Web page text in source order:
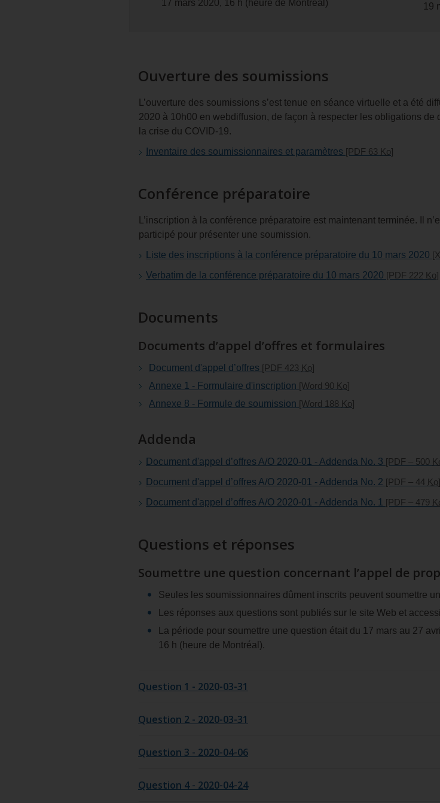
17 mars 2020, 16 h (heure de Montréal)
19
Ouverture des soumissions
L’ouverture des soumissions s’est tenue en séance virtuelle et a été
2020 à 10h00 en webdiffusion, de façon à respecter les obligations de
la crise du COVID‑19.
Inventaire des soumissionnaires et paramètres [PDF 63 Ko]
Conférence préparatoire
L’inscription à la conférence préparatoire est maintenant terminée. Il
participé pour présenter une soumission.
Liste des inscriptions à la conférence préparatoire du 10 mars 2020
Verbatim de la conférence préparatoire du 10 mars 2020 [PDF 222 Ko]
Documents
Documents d’appel d’offres et formulaires
Document d'appel d’offres [PDF 423 Ko]
Annexe 1 - Formulaire d'inscription [Word 90 Ko]
Annexe 8 - Formule de soumission [Word 188 Ko]
Addenda
Document d'appel d’offres A/O 2020-01 - Addenda No. 3 [PDF – 500
Document d'appel d’offres A/O 2020-01 - Addenda No. 2 [PDF – 44 Ko]
Document d'appel d’offres A/O 2020-01 - Addenda No. 1 [PDF – 479
Questions et réponses
Soumettre une question concernant l’appel de
Seules les soumissionnaires dûment inscrits peuvent soumettre
Les réponses aux questions sont publiés sur le site Web et
La période pour soumettre une question était du 17 mars au 27
16 h (heure de Montréal).
Question 1 - 2020-03-31
Question 2 - 2020-03-31
Question 3 - 2020-04-06
Question 4 - 2020-04-24